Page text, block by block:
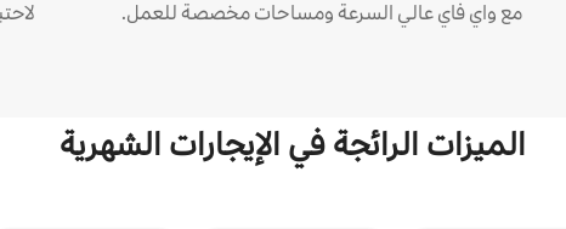
مع واي فاي عالي السرعة ومساحات مخصصة للعمل.
الميزات الرائجة في الإيجارات الشهرية